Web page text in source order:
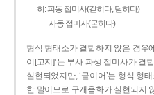
히: 피동 접미사(걷히다, 닫히다)
사동 접미사(굳히다)
형식 형태소가 결합하지 않은 경우
이[고지]’는 부사 파생 접미사가 결
실현되었지만, ‘곧이어’는 형식 형
한 말이므로 구개음화가 실현되지